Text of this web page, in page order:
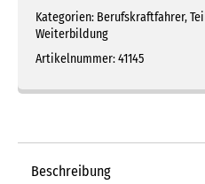
Dokumente
im
Güterkraftverkehr
Menge
Kategorien: Berufskraftfahrer,
Weiterbildung
Artikelnummer:41145
Beschreibung